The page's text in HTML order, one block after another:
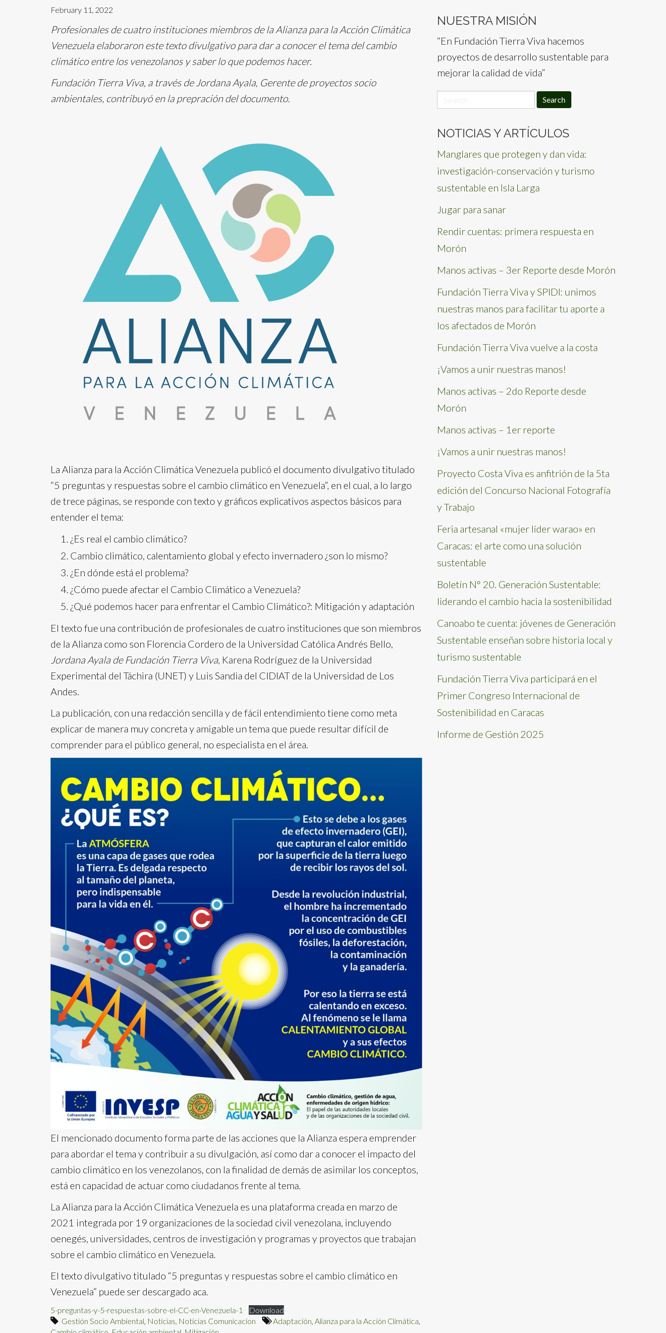
February 11, 2022
Profesionales de cuatro instituciones miembros de la Alianza para la Acción Climática
Venezuela elaboraron este texto divulgativo para dar a conocer el tema del cambio
climático entre los venezolanos y saber lo que podemos hacer.
Fundación Tierra Viva, a través de Jordana Ayala, Gerente de proyectos socio
ambientales, contribuyó en la prepración del documento.
La Alianza para la Acción Climática Venezuela publicó el documento divulgativo titulado
“5 preguntas y respuestas sobre el cambio climático en Venezuela”, en el cual, a lo largo
de trece páginas, se responde con texto y gráficos explicativos aspectos básicos para
entender el tema:
¿Es real el cambio climático?
Cambio climático, calentamiento global y efecto invernadero ¿son lo mismo?
¿En dónde está el problema?
¿Cómo puede afectar el Cambio Climático a Venezuela?
¿Qué podemos hacer para enfrentar el Cambio Climático?: Mitigación y adaptación
El texto fue una contribución de profesionales de cuatro instituciones que son miembros
de la Alianza como son Florencia Cordero de la Universidad Católica Andrés Bello,
Jordana Ayala de Fundación Tierra Viva, Karena Rodríguez de la Universidad
Experimental del Táchira (UNET) y Luis Sandia del CIDIAT de la Universidad de Los
Andes.
La publicación, con una redacción sencilla y de fácil entendimiento tiene como meta
explicar de manera muy concreta y amigable un tema que puede resultar difícil de
comprender para el público general, no especialista en el área.
El mencionado documento forma parte de las acciones que la Alianza espera emprender
para abordar el tema y contribuir a su divulgación, así como dar a conocer el impacto del
cambio climático en los venezolanos, con la finalidad de demás de asimilar los conceptos,
está en capacidad de actuar como ciudadanos frente al tema.
La Alianza para la Acción Climática Venezuela es una plataforma creada en marzo de
2021 integrada por 19 organizaciones de la sociedad civil venezolana, incluyendo
oenegés, universidades, centros de investigación y programas y proyectos que trabajan
sobre el cambio climático en Venezuela.
El texto divulgativo titulado “5 preguntas y respuestas sobre el cambio climático en
Venezuela” puede ser descargado aca.
5-preguntas-y-5-respuestas-sobre-el-CC-en-Venezuela-1
Download
Gestión Socio Ambiental, Noticias, Noticias Comunicacion Adaptación, Alianza para la Acción Climática,
NUESTRA MISIÓN
“En Fundación Tierra Viva hacemos
proyectos de desarrollo sustentable para
mejorar la calidad de vida”
for:
NOTICIAS Y ARTÍCULOS
Manglares que protegen y dan vida:
investigación-conservación y turismo
sustentable en Isla Larga
Jugar para sanar
Rendir cuentas: primera respuesta en
Morón
Manos activas – 3er Reporte desde Morón
Fundación Tierra Viva y SPIDI: unimos
nuestras manos para facilitar tu aporte a
los afectados de Morón
Fundación Tierra Viva vuelve a la costa
¡Vamos a unir nuestras manos!
Manos activas – 2do Reporte desde
Morón
Manos activas – 1er reporte
¡Vamos a unir nuestras manos!
Proyecto Costa Viva es anfitrión de la 5ta
edición del Concurso Nacional Fotografía
y Trabajo
Feria artesanal «mujer líder warao» en
Caracas: el arte como una solución
sustentable
Boletín N° 20. Generación Sustentable:
liderando el cambio hacia la sostenibilidad
Canoabo te cuenta: jóvenes de Generación
Sustentable enseñan sobre historia local y
turismo sustentable
Fundación Tierra Viva participará en el
Primer Congreso Internacional de
Sostenibilidad en Caracas
Informe de Gestión 2025